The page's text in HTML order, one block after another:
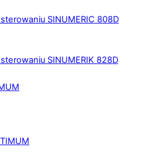
SINUMERIC 808D
SINUMERIK 828D